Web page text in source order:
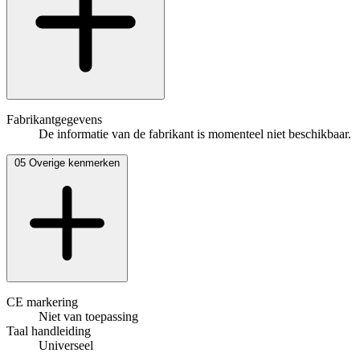
Fabrikantgegevens
De informatie van de fabrikant is momenteel niet beschikbaar.
05 Overige kenmerken
CE markering
Niet van toepassing
Taal handleiding
Universeel